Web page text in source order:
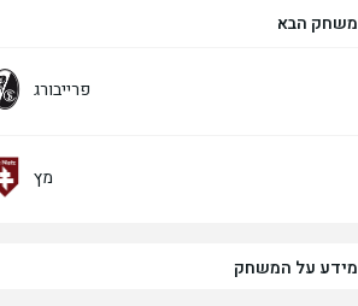
משחק הבא
פרייבורג
מץ
מידע על המשחק